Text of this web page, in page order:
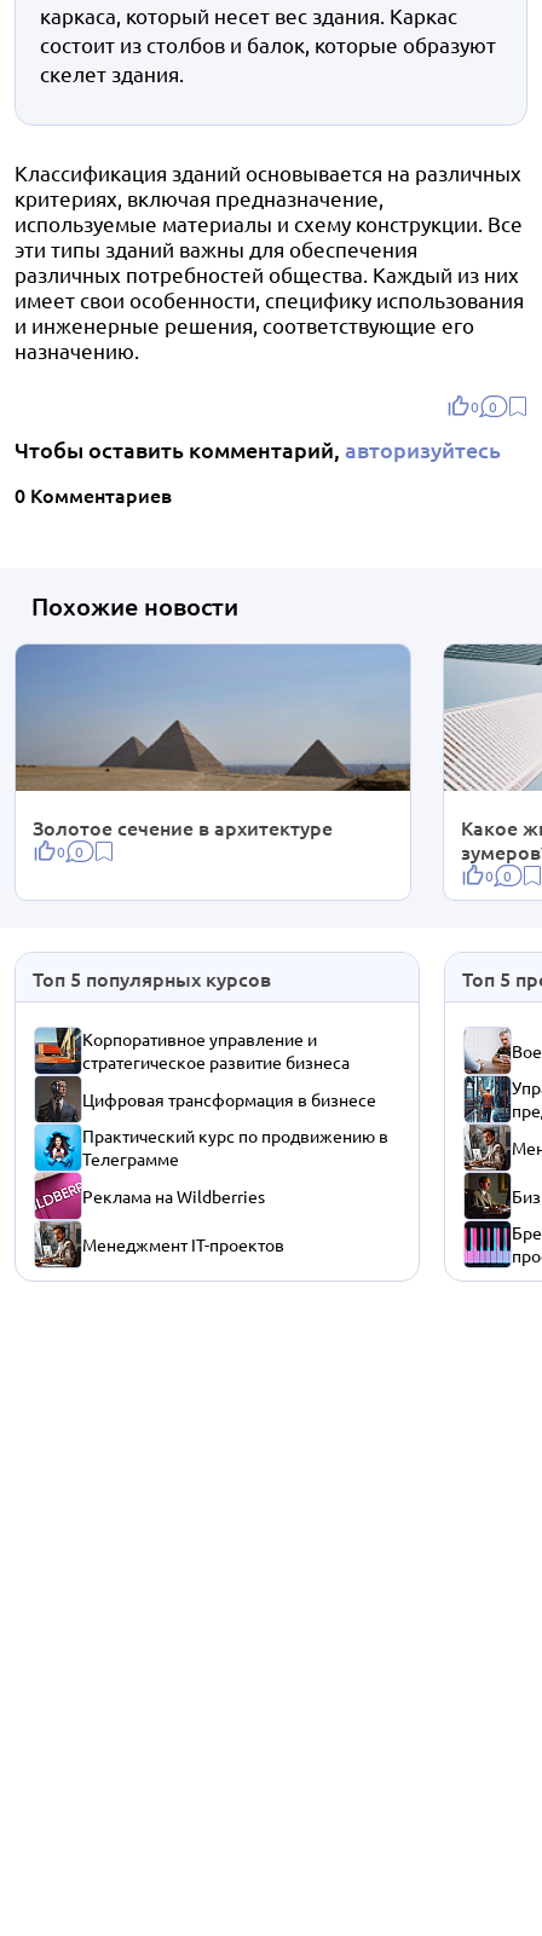
каркаса, который несет вес здания. Каркас
состоит из столбов и балок, которые образуют
скелет здания.
Классификация зданий основывается на различных
критериях, включая предназначение,
используемые материалы и схему конструкции. Все
эти типы зданий важны для обеспечения
различных потребностей общества. Каждый из них
имеет свои особенности, специфику использования
и инженерные решения, соответствующие его
назначению.
0 0
Чтобы оставить комментарий, авторизуйтесь
0 Комментариев
Похожие новости
Золотое сечение в архитектуре
0 0
Какое
0 0
Топ 5 популярных курсов
Корпоративное управление и
стратегическое развитие бизнеса
Цифровая трансформация в бизнесе
Практический курс по продвижению в
Телеграмме
Реклама на Wildberries
Менеджмент IT-проектов
Топ 5